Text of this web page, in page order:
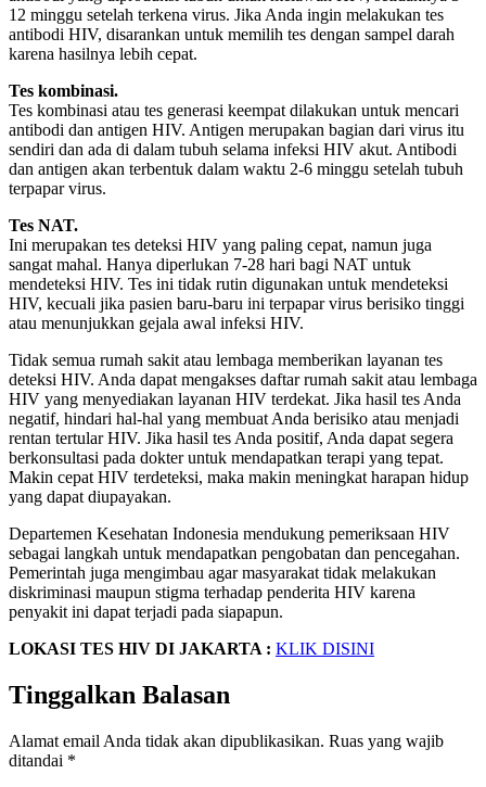
12 minggu setelah terkena virus. Jika Anda ingin melakukan tes
antibodi HIV, disarankan untuk memilih tes dengan sampel darah
karena hasilnya lebih cepat.
Tes kombinasi.
Tes kombinasi atau tes generasi keempat dilakukan untuk mencari
antibodi dan antigen HIV. Antigen merupakan bagian dari virus itu
sendiri dan ada di dalam tubuh selama infeksi HIV akut. Antibodi
dan antigen akan terbentuk dalam waktu 2-6 minggu setelah tubuh
terpapar virus.
Tes NAT.
Ini merupakan tes deteksi HIV yang paling cepat, namun juga
sangat mahal. Hanya diperlukan 7-28 hari bagi NAT untuk
mendeteksi HIV. Tes ini tidak rutin digunakan untuk mendeteksi
HIV, kecuali jika pasien baru-baru ini terpapar virus berisiko tinggi
atau menunjukkan gejala awal infeksi HIV.
Tidak semua rumah sakit atau lembaga memberikan layanan tes
deteksi HIV. Anda dapat mengakses daftar rumah sakit atau lembaga
HIV yang menyediakan layanan HIV terdekat. Jika hasil tes Anda
negatif, hindari hal-hal yang membuat Anda berisiko atau menjadi
rentan tertular HIV. Jika hasil tes Anda positif, Anda dapat segera
berkonsultasi pada dokter untuk mendapatkan terapi yang tepat.
Makin cepat HIV terdeteksi, maka makin meningkat harapan hidup
yang dapat diupayakan.
Departemen Kesehatan Indonesia mendukung pemeriksaan HIV
sebagai langkah untuk mendapatkan pengobatan dan pencegahan.
Pemerintah juga mengimbau agar masyarakat tidak melakukan
diskriminasi maupun stigma terhadap penderita HIV karena
penyakit ini dapat terjadi pada siapapun.
LOKASI TES HIV DI JAKARTA : KLIK DISINI
Tinggalkan Balasan
Alamat email Anda tidak akan dipublikasikan. Ruas yang wajib
ditandai *